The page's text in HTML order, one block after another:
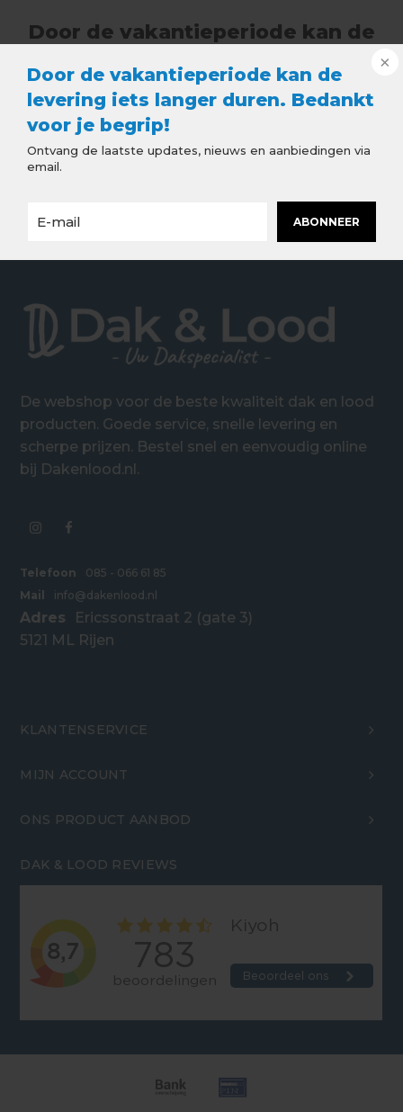
Door de vakantieperiode kan de
levering iets langer duren. Bedankt
voor je begrip!
Ontvang de laatste updates, nieuws en aanbiedingen via
email.
ABONNEER
Door de vakantieperiode kan de
Bedankt voor je begrip!
Ontvang de laatste updates, nieuws en
aanbiedingen via email.
De webshop voor de beste kwaliteit dak en lood
producten. Goede service, snelle levering en
scherpe prijzen. Bestel snel en eenvoudig online
bij Dakenlood.nl.
Telefoon
085 - 066 61 85
Mail
info@dakenlood.nl
Adres
Ericssonstraat 2 (gate 3)
5121 ML Rijen
KLANTENSERVICE
MIJN ACCOUNT
ONS PRODUCT AANBOD
DAK & LOOD REVIEWS